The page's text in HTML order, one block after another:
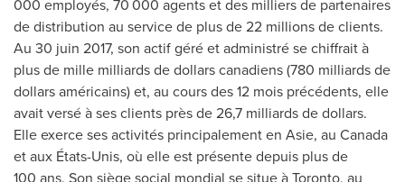
000 employés, 70 000 agents et des milliers de partenaires
de distribution au service de plus de 22 millions de clients.
Au 30 juin 2017, son actif géré et administré se chiffrait à
plus de mille milliards de dollars canadiens (780 milliards de
dollars américains) et, au cours des 12 mois précédents, elle
avait versé à ses clients près de 26,7 milliards de dollars.
Elle exerce ses activités principalement en Asie, au Canada
et aux États-Unis, où elle est présente depuis plus de